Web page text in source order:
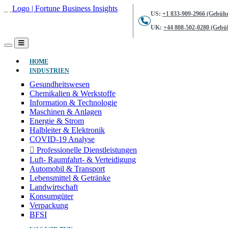
US: +1 833-909-2966
UK: +44 808-502-0280
HOME(AKTUELL)
INDUSTRIEN
Gesundheitswesen
Chemikalien & Werkstoffe
Information & Technologie
Maschinen & Anlagen
Energie & Strom
Halbleiter & Elektronik
COVID-19 Analyse
Professionelle Dienstleistungen
Luft- Raumfahrt- & Verteidigung
Automobil & Transport
Lebensmittel & Getränke
Landwirtschaft
Konsumgüter
Verpackung
BFSI